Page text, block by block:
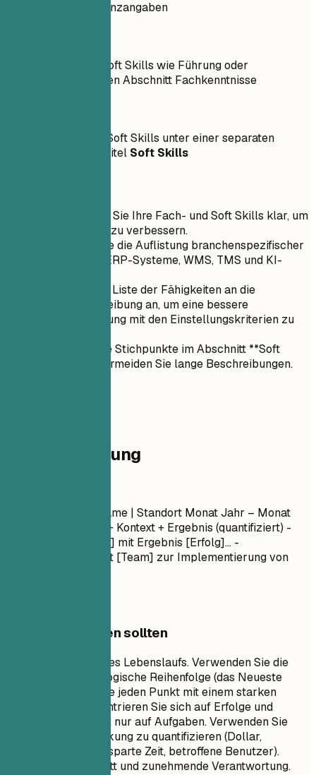
subjektive Kompetenzangaben
Einbeziehung von Soft Skills wie Führung oder
Kommunikation in den Abschnitt Fachkenntnisse
Hervorhebung von Soft Skills unter einer separaten
Kategorie mit dem Titel Soft Skills
Kategorisieren Sie Ihre Fach- und Soft Skills klar, um
die Lesbarkeit zu verbessern.
Priorisieren Sie die Auflistung branchenspezifischer
Software wie ERP-Systeme, WMS, TMS und KI-
Passen Sie die Liste der Fähigkeiten an die
Stellenbeschreibung an, um eine bessere
Übereinstimmung mit den Einstellungskriterien zu
Verwenden Sie Stichpunkte im Abschnitt **Soft
Skills** und vermeiden Sie lange Beschreibungen.
Berufserfahrung
| Firmenname | Standort Monat Jahr – Monat
- Aktionsverb + Kontext + Ergebnis (quantifiziert) -
Leitung von [Projekt] mit Ergebnis [Erfolg]... -
Zusammenarbeit mit [Team] zur Implementierung von
Worauf Sie achten sollten
Dies ist der Kern Ihres Lebenslaufs. Verwenden Sie die
umgekehrt-chronologische Reihenfolge (das Neueste
zuerst). Beginnen Sie jeden Punkt mit einem starken
Aktionsverb. Konzentrieren Sie sich auf Erfolge und
Auswirkungen, nicht nur auf Aufgaben. Verwenden Sie
Zahlen, um Ihre Wirkung zu quantifizieren (Dollar,
Prozentsätze, eingesparte Zeit, betroffene Benutzer).
Zeigen Sie Fortschritt und zunehmende Verantwortung.